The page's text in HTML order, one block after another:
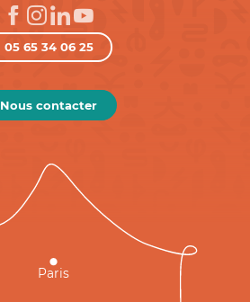
05 65 34 06 25
Nous contacter
Paris